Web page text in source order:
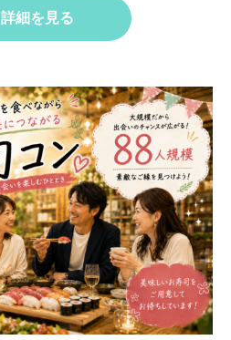
詳細を見る